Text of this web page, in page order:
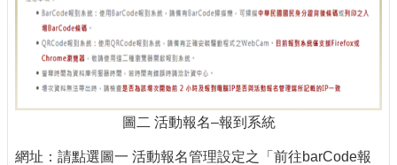
圖二 活動報名–報到系統
網址：請點選圖一 活動報名管理設定之「前往barCode報